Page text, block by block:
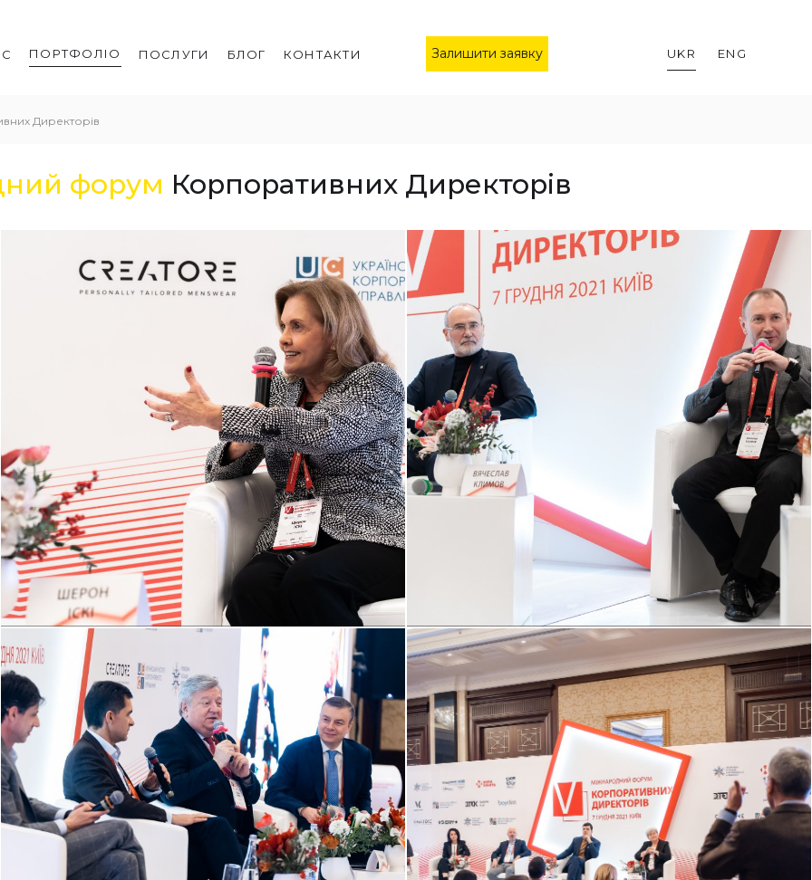
ПОРТФОЛІО ПОСЛУГИ БЛОГ КОНТАКТИ Залишити заявку UKR ENG
Директорів
форум Корпоративних Директорів